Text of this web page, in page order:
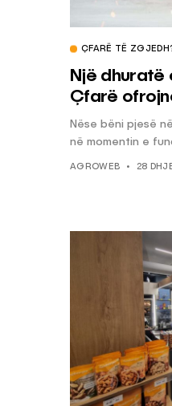
ÇFARË TË
Një dhuratë
Çfarë
Nëse bëni pjesë
në momentin e
AGROWEB 28